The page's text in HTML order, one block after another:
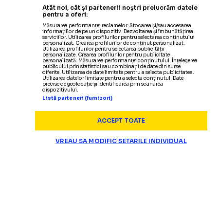
Atât noi, cât și partenerii noștri prelucrăm datele
pentru a oferi:
Măsurarea performanței reclamelor. Stocarea și/sau accesarea
informațiilor de pe un dispozitiv. Dezvoltarea și îmbunătățirea
serviciilor. Utilizarea profilurilor pentru selectarea conținutului
personalizat. Crearea profilurilor de conținut personalizat.
Utilizarea profilurilor pentru selectarea publicității
personalizate. Crearea profilurilor pentru publicitate
personalizată. Măsurarea performanței conținutului. Înțelegerea
publicului prin statistici sau combinații de date din surse
diferite. Utilizarea de date limitate pentru a selecta publicitatea.
Utilizarea datelor limitate pentru a selecta conținutul. Date
precise de geolocație și identificarea prin scanarea
dispozitivului.
Listă parteneri (furnizori)
ACCEPT TOATE
VREAU SA MODIFIC SETARILE INDIVIDUAL